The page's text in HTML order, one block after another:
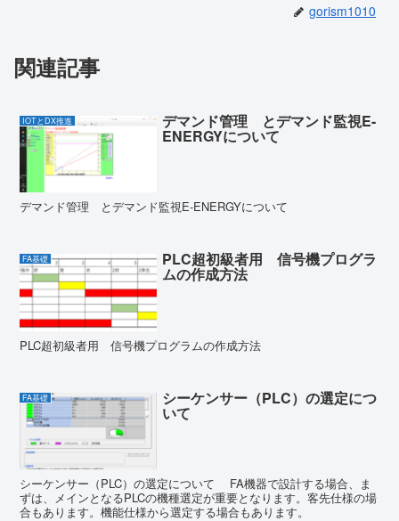
gorism1010
関連記事
IOTとDX推進 デマンド管理 とデマンド監視E-
ENERGYについて
デマンド管理 とデマンド監視E-ENERGYについて
FA基礎 PLC超初級者用 信号機プログラ
ムの作成方法
PLC超初級者用 信号機プログラムの作成方法
FA基礎 シーケンサー（PLC）の選定につ
いて
シーケンサー（PLC）の選定について FA機器で設計する場合、ま
ずは、メインとなるPLCの機種選定が重要となります。客先仕様の場
合もあります。機能仕様から選定する場合もあります。